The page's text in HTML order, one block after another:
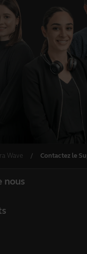
Wave Contactez le
nous